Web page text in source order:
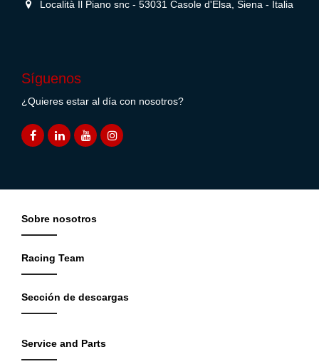
Località Il Piano snc - 53031 Casole d'Elsa, Siena - Italia
Síguenos
¿Quieres estar al día con nosotros?
Sobre nosotros
Racing Team
Sección de descargas
Service and Parts